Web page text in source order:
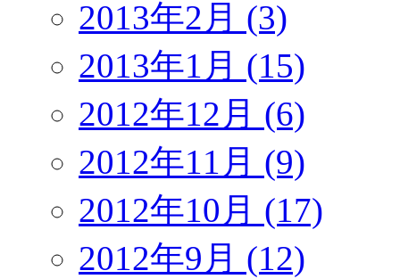
2013年2月 (3)
2013年1月 (15)
2012年12月 (6)
2012年11月 (9)
2012年10月 (17)
2012年9月 (12)